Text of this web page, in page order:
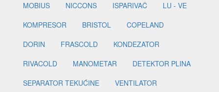
MOBIUS
NICCONS ISPARIVAČ
LU - VE
KOMPRESOR
BRISTOL
COPELAND
DORIN
FRASCOLD
KONDEZATOR
RIVACOLD
MANOMETAR
DETEKTOR PLINA
SEPARATOR TEKUĆINE
VENTILATOR